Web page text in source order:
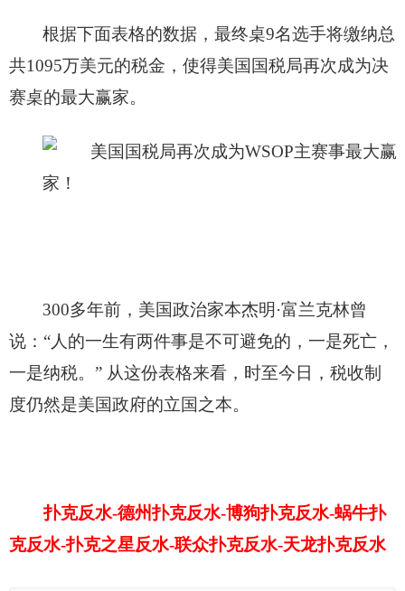
根据下面表格的数据，最终桌9名选手将缴纳总
共1095万美元的税金，使得美国国税局再次成为决
赛桌的最大赢家。
300多年前，美国政治家本杰明·富兰克林曾
说：“人的一生有两件事是不可避免的，一是死亡，
一是纳税。” 从这份表格来看，时至今日，税收制
度仍然是美国政府的立国之本。
扑克反水-德州扑克反水-博狗扑克反水-蜗牛扑
克反水-扑克之星反水-联众扑克反水-天龙扑克反水